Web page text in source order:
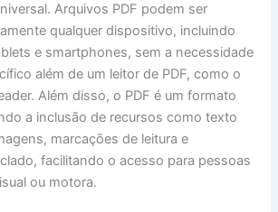
Arquivos PDF podem ser
qualquer dispositivo, incluindo
e smartphones, sem a necessidade
além de um leitor de PDF, como o
Além disso, o PDF é um formato
a inclusão de recursos como texto
marcações de leitura e
facilitando o acesso para pessoas
ou motora.